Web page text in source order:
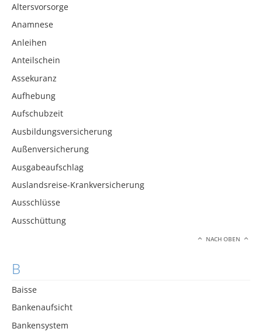
Altersvorsorge
Anamnese
Anleihen
Anteilschein
Assekuranz
Aufhebung
Aufschubzeit
Ausbildungsversicherung
Außenversicherung
Ausgabeaufschlag
Auslandsreise-Krankversicherung
Ausschlüsse
Ausschüttung
NACH OBEN
B
Baisse
Bankenaufsicht
Bankensystem